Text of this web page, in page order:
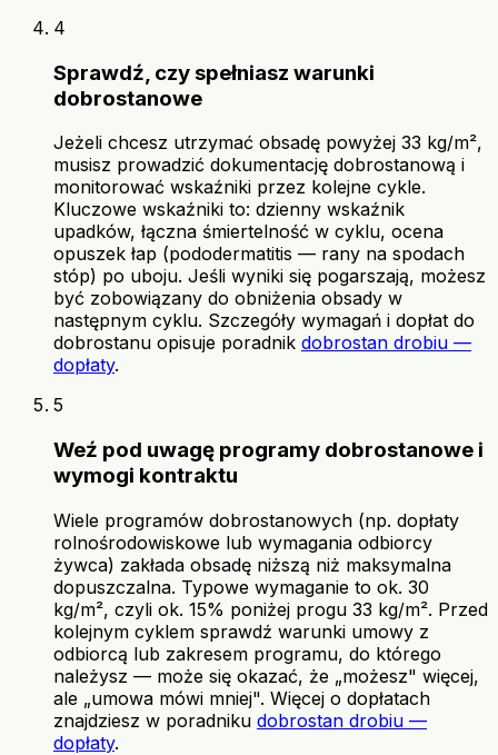
4
Sprawdź, czy spełniasz warunki
dobrostanowe
Jeżeli chcesz utrzymać obsadę powyżej 33 kg/m²,
musisz prowadzić dokumentację dobrostanową i
monitorować wskaźniki przez kolejne cykle.
Kluczowe wskaźniki to: dzienny wskaźnik
upadków, łączna śmiertelność w cyklu, ocena
opuszek łap (pododermatitis — rany na spodach
stóp) po uboju. Jeśli wyniki się pogarszają, możesz
być zobowiązany do obniżenia obsady w
następnym cyklu. Szczegóły wymagań i dopłat do
dobrostanu opisuje poradnik dobrostan drobiu —
dopłaty.
5
Weź pod uwagę programy dobrostanowe i
wymogi kontraktu
Wiele programów dobrostanowych (np. dopłaty
rolnośrodowiskowe lub wymagania odbiorcy
żywca) zakłada obsadę niższą niż maksymalna
dopuszczalna. Typowe wymaganie to ok. 30
kg/m², czyli ok. 15% poniżej progu 33 kg/m². Przed
kolejnym cyklem sprawdź warunki umowy z
odbiorcą lub zakresem programu, do którego
należysz — może się okazać, że „możesz" więcej,
ale „umowa mówi mniej". Więcej o dopłatach
znajdziesz w poradniku dobrostan drobiu —
dopłaty.